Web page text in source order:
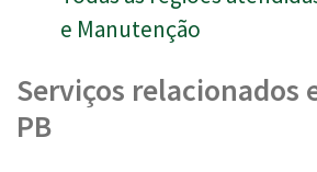
e Manutenção
Serviços relacionados
PB